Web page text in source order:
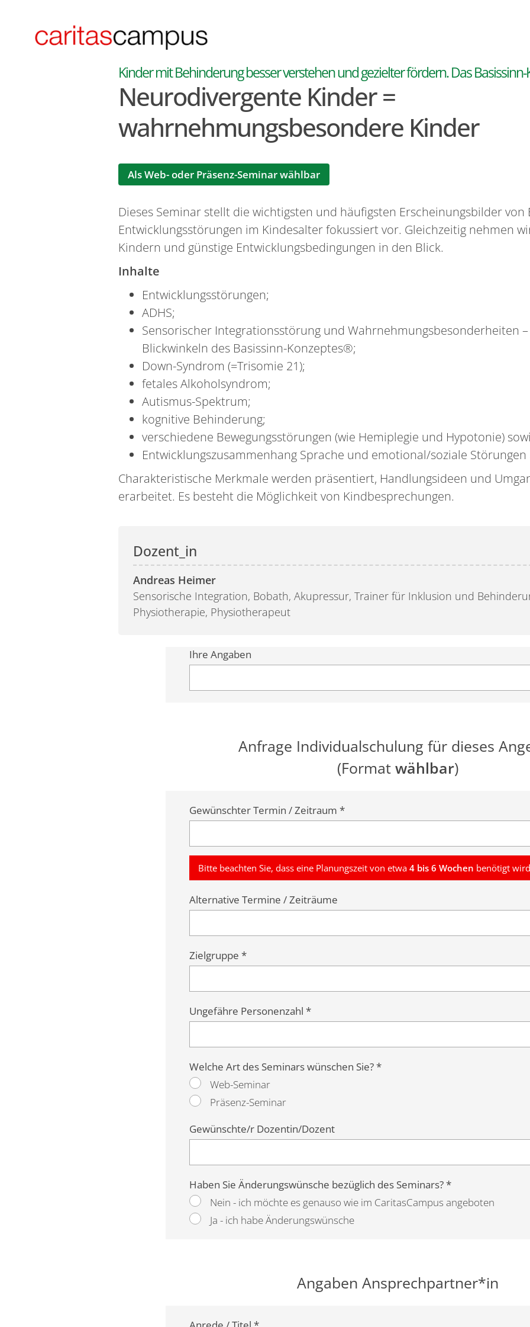
Kinder mit Behinderung besser verstehen und gezielter fördern. Das
Neurodivergente Kinder =
wahrnehmungsbesondere Kinder
Als Web- oder Präsenz-Seminar wählbar
Dieses Seminar stellt die wichtigsten und häufigsten Erscheinungsbilder
Entwicklungsstörungen im Kindesalter fokussiert vor. Gleichzeitig nehmen
Kindern und günstige Entwicklungsbedingungen in den Blick.
Inhalte
Entwicklungsstörungen;
ADHS;
Sensorischer Integrationsstörung und Wahrnehmungsbesonderheiten
Blickwinkeln des Basissinn-Konzeptes®;
Down-Syndrom (=Trisomie 21);
fetales Alkoholsyndrom;
Autismus-Spektrum;
kognitive Behinderung;
verschiedene Bewegungsstörungen (wie Hemiplegie und Hypotonie)
Entwicklungszusammenhang Sprache und emotional/soziale
Charakteristische Merkmale werden präsentiert, Handlungsideen und
erarbeitet. Es besteht die Möglichkeit von Kindbesprechungen.
Andreas Heimer
Sensorische Integration, Bobath, Akupressur, Trainer für Inklusion und
Physiotherapie, Physiotherapeut
Ihre Angaben
Anfrage Individualschulung für dieses
(Format wählbar)
Gewünschter Termin / Zeitraum *
Bitte beachten Sie, dass eine Planungszeit von etwa 4 bis 6 Wochen benötigt
Alternative Termine / Zeiträume
Zielgruppe *
Ungefähre Personenzahl *
Welche Art des Seminars wünschen Sie? *
Web-Seminar
Präsenz-Seminar
Gewünschte/r Dozentin/Dozent
Haben Sie Änderungswünsche bezüglich des Seminars? *
Nein - ich möchte es genauso wie im CaritasCampus angeboten
Ja - ich habe Änderungswünsche
Angaben Ansprechpartner*in